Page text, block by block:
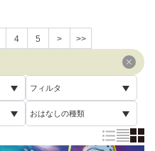
4 5 > >>
フィルタ
すべて
おはなしの種類